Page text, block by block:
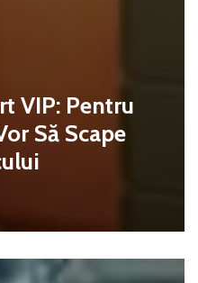
VIP: Pentru
Să Scape